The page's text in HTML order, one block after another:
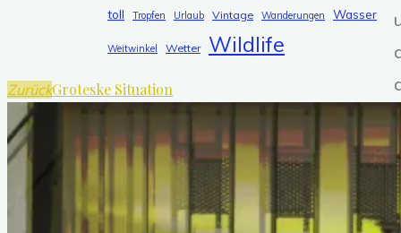
toll Tropfen Urlaub Vintage Wanderungen Wasser
Weitwinkel Wetter Wildlife
ZurückGroteske Situation